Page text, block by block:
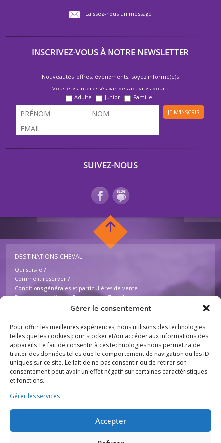
Gérer le consentement
Pour offrir les meilleures expériences, nous utilisons des technologies
telles que les cookies pour stocker et/ou accéder aux informations des
appareils. Le fait de consentir à ces technologies nous permettra de
traiter des données telles que le comportement de navigation ou les ID
uniques sur ce site. Le fait de ne pas consentir ou de retirer son
consentement peut avoir un effet négatif sur certaines caractéristiques
et fonctions.
Gérer les services
Accepter
Laissez-nous un message
INSCRIVEZ-VOUS À NOTRE NEWSLETTER
Nouveautés, offres, évènements, soyez informé(e)s
Vous êtes intéressés par des activités pour :
Adulte
Junior
Famille
JE M'INSCRIS
SUIVEZ-NOUS
DESTINATIONS CHEVAL
Qui suis-je ?
Comment réserver ?
Conditions générales et particulières de vente
Foire aux questions – Destinations Cheval
INFOS
Mentions légales
Plan du site
Destinations Cheval
755 chemin des Basses Combes
26230 Chantemerle lès Grignan
Tourisme équestre